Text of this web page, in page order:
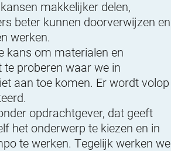
makkelijker delen,
beter kunnen doorverwijzen en
werken.
kans om materialen en
te proberen waar we in
aan toe komen. Er wordt volop
opdrachtgever, dat geeft
het onderwerp te kiezen en in
te werken. Tegelijk werken we